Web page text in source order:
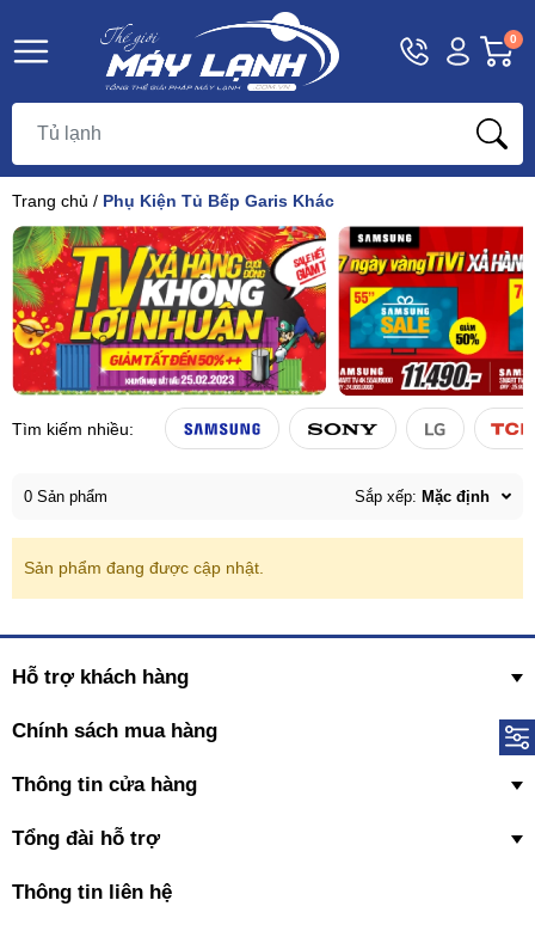
Hotline
1800
Tài
khoản
Khách
0
Trang chủ / Phụ Kiện Tủ Bếp Garis Khác
Tìm kiếm nhiều:
0 Sản phẩm Sắp xếp: Mặc định
Sản phẩm đang được cập nhật.
Hỗ trợ khách hàng
Chính sách mua hàng
Thông tin cửa hàng
Tổng đài hỗ trợ
Thông tin liên hệ